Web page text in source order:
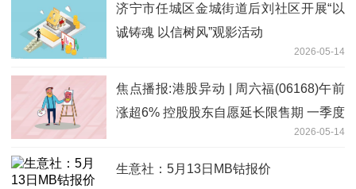
济宁市任城区金城街道后刘社区开展“以
诚铸魂 以信树风”观影活动
2026-05-14
焦点播报:港股异动 | 周六福(06168)午前
涨超6% 控股股东自愿延长限售期 一季度
2026-05-14
生意社：5月13日MB钴报价